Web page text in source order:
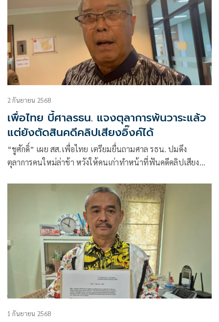
2 กันยายน 2568
เพื่อไทย บี้ศาลรธน. แจงตุลาการพ้นวาระแล้ว
แต่ยังตัดสินคดีคลิปเสียงอิ๊งค์ได้
“ชูศักดิ์” เผย สส.เพื่อไทย เตรียมยื่นถามศาล รธน. ปมดึง
ตุลาการคนใหม่ล่าช้า หวังให้คนเก่าทำหน้าที่ฟันคดีคลิปเสียง
1 กันยายน 2568